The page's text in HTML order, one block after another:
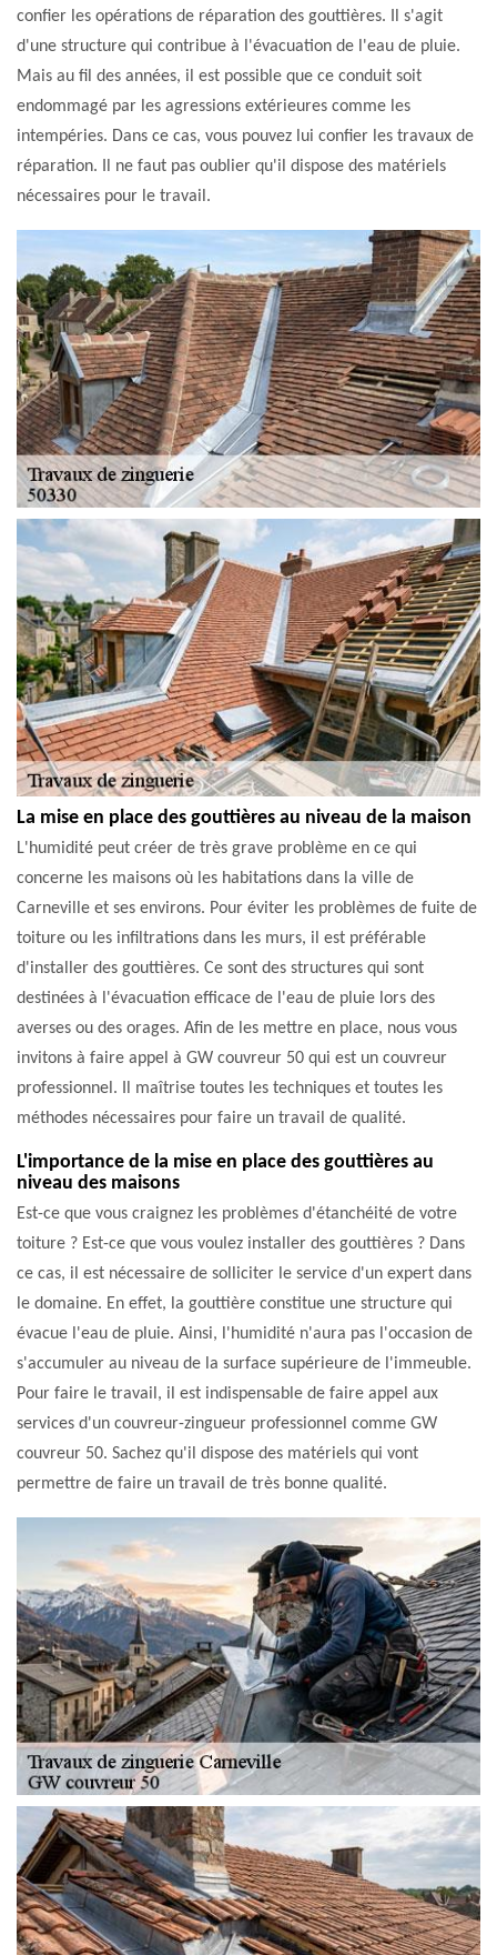
confier les opérations de réparation des gouttières. Il s'agit
d'une structure qui contribue à l'évacuation de l'eau de pluie.
Mais au fil des années, il est possible que ce conduit soit
endommagé par les agressions extérieures comme les
intempéries. Dans ce cas, vous pouvez lui confier les travaux de
réparation. Il ne faut pas oublier qu'il dispose des matériels
nécessaires pour le travail.
La mise en place des gouttières au niveau de la maison
L'humidité peut créer de très grave problème en ce qui
concerne les maisons où les habitations dans la ville de
Carneville et ses environs. Pour éviter les problèmes de fuite de
toiture ou les infiltrations dans les murs, il est préférable
d'installer des gouttières. Ce sont des structures qui sont
destinées à l'évacuation efficace de l'eau de pluie lors des
averses ou des orages. Afin de les mettre en place, nous vous
invitons à faire appel à GW couvreur 50 qui est un couvreur
professionnel. Il maîtrise toutes les techniques et toutes les
méthodes nécessaires pour faire un travail de qualité.
L'importance de la mise en place des gouttières au
niveau des maisons
Est-ce que vous craignez les problèmes d'étanchéité de votre
toiture ? Est-ce que vous voulez installer des gouttières ? Dans
ce cas, il est nécessaire de solliciter le service d'un expert dans
le domaine. En effet, la gouttière constitue une structure qui
évacue l'eau de pluie. Ainsi, l'humidité n'aura pas l'occasion de
s'accumuler au niveau de la surface supérieure de l'immeuble.
Pour faire le travail, il est indispensable de faire appel aux
services d'un couvreur-zingueur professionnel comme GW
couvreur 50. Sachez qu'il dispose des matériels qui vont
permettre de faire un travail de très bonne qualité.